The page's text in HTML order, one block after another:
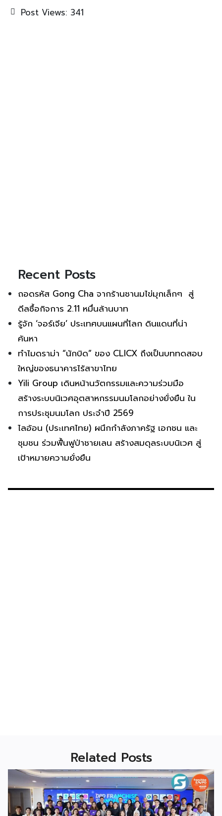
Post Views: 341
Recent Posts
ถอดรหัส Gong Cha จากร้านชานมไข่มุกเล็กๆ สู่
ดีลซื้อกิจการ 2.11 หมื่นล้านบาท
รู้จัก ‘จอร์เจีย’ ประเทศบนแผนที่โลก ดินแดนที่น่า
ค้นหา
ทำไมดราม่า “นักบิด” ของ CLICX ถึงเป็นบททดสอบ
ใหญ่ของธนาคารไร้สาขาไทย
Yili Group เดินหน้านวัตกรรมและความร่วมมือ
สร้างระบบนิเวศอุตสาหกรรมนมโลกอย่างยั่งยืน ใน
การประชุมนมโลก ประจำปี 2569
ไลอ้อน (ประเทศไทย) ผนึกกำลังภาครัฐ เอกชน และ
ชุมชน ร่วมฟื้นฟูป่าชายเลน สร้างสมดุลระบบนิเวศ สู่
เป้าหมายความยั่งยืน
Related Posts